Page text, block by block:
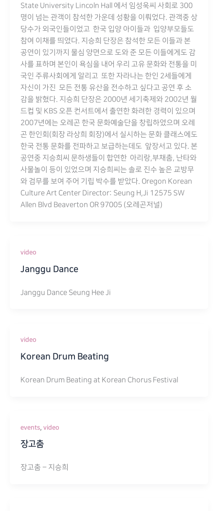
State University Lincoln Hall 에서 임성욱씨 사회로 300
명이 넘는 관객이 참석한 가운데 성황을 이뤄었다. 관객중 상
당수가 외국인들이었고 한국 입양 아이들과 입양부모들도
참여 이채를 띄였다. 지승희 단장은 참석한 모든 이들과 본
공연이 있기까지 물심 양면으로 도와 준 모든 이들에게도 감
사를 표하며 본인이 욕심을 내어 우리 고유 문화와 전통을 미
국인 주류사회에게 알리고 또한 자라나는 한인 2세들에게
자신이 가진 모든 전통 유산을 전수하고 싶다고 공연 후 소
감을 밝혔다. 지승희 단장은 2000년 세기축제와 2002년 월
드컵 및 KBS 오픈 컨서트에서 출연한 화려한 경력이 있으며
2007년에는 오레곤 한국 문화예술단을 창립하였으며 오레
곤 한인회(회장 라상희 회장)에서 실시하는 문화 클래스에도
한국 전통 문화를 전파하고 보급하는데도 앞장서고 있다. 본
공연중 지승희씨 문하생들이 합연한 아리랑,부채춤, 난타와
사물놀이 등이 있었으며 지승희씨는 솔로 진수 높은 교방무
와 검무를 보여 주어 기립 박수를 받았다. Oregon Korean
Culture Art Center Director: Seung H,Ji 12575 SW
Allen Blvd Beaverton OR 97005 (오레곤저널)
video
Janggu Dance
Janggu Dance Seung Hee Ji
video
Korean Drum Beating
Korean Drum Beating at Korean Chorus Festival
events, video
장고춤
장고춤 – 지승희